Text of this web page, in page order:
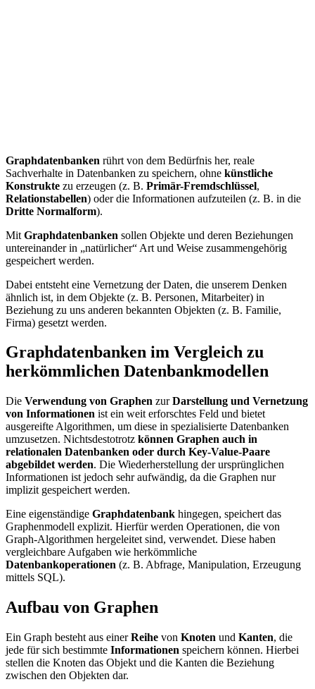
Graphdatenbanken rührt von dem Bedürfnis her, reale
Sachverhalte in Datenbanken zu speichern, ohne künstliche
Konstrukte zu erzeugen (z. B. Primär-Fremdschlüssel,
Relationstabellen) oder die Informationen aufzuteilen (z. B. in die
Dritte Normalform).
Mit Graphdatenbanken sollen Objekte und deren Beziehungen
untereinander in „natürlicher“ Art und Weise zusammengehörig
gespeichert werden.
Dabei entsteht eine Vernetzung der Daten, die unserem Denken
ähnlich ist, in dem Objekte (z. B. Personen, Mitarbeiter) in
Beziehung zu uns anderen bekannten Objekten (z. B. Familie,
Firma) gesetzt werden.
Graphdatenbanken im Vergleich zu
herkömmlichen Datenbankmodellen
Die Verwendung von Graphen zurDarstellung und Vernetzung
von Informationen ist ein weit erforschtes Feld und bietet
ausgereifte Algorithmen, um diese in spezialisierte Datenbanken
umzusetzen. Nichtsdestotrotz können Graphen auch in
relationalen Datenbanken oder durch Key-Value-Paare
abgebildet werden. Die Wiederherstellung der ursprünglichen
Informationen ist jedoch sehr aufwändig, da die Graphen nur
implizit gespeichert werden.
Eine eigenständige Graphdatenbank hingegen, speichert das
Graphenmodell explizit. Hierfür werden Operationen, die von
Graph-Algorithmen hergeleitet sind, verwendet. Diese haben
vergleichbare Aufgaben wie herkömmliche
Datenbankoperationen (z. B. Abfrage, Manipulation, Erzeugung
mittels SQL).
Aufbau von Graphen
Ein Graph besteht aus einerReihe von Knoten und Kanten, die
jede für sich bestimmte Informationen speichern können. Hierbei
stellen die Knoten das Objekt und die Kanten die Beziehung
zwischen den Objekten dar.